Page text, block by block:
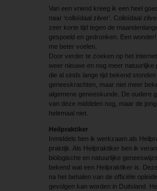
Van een vriend kreeg ik een heel
naar ‘colloïdaal zilver’. Colloïdaal
zeer korte tijd tegen de
gespoeld en gedronken. Een
me beter voelen.
Door verder te zoeken op het
weer nieuwe en nog meer natuurlijke
die al sinds lange tijd bekend
geneeskrachten, maar niet meer
algemene geneeskunde. De oudere
van deze middelen nog, maar de
helemaal niet.
Heilpraktiker
Inmiddels ben ik werkzaam als
praktijk. Als Heilpraktiker ben ik
biologische en natuurlijke
bekend wat een Heilpraktiker is.
na het behalen van de officiële
gevolgen kan worden in Duitsland.